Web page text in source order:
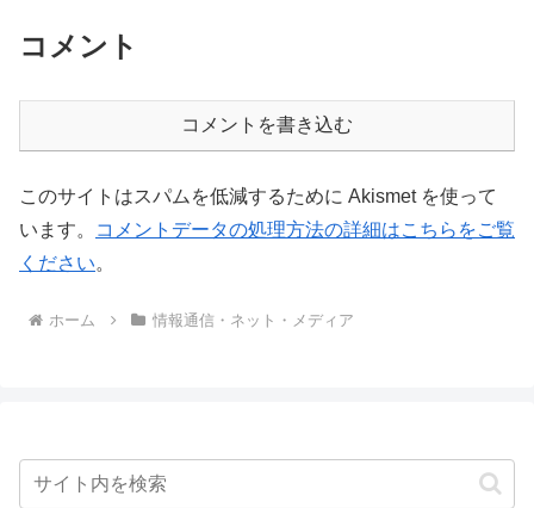
コメント
コメントを書き込む
このサイトはスパムを低減するために Akismet を使って
います。
コメントデータの処理方法の詳細はこちらをご覧
ください。
ホーム 情報通信・ネット・メディア